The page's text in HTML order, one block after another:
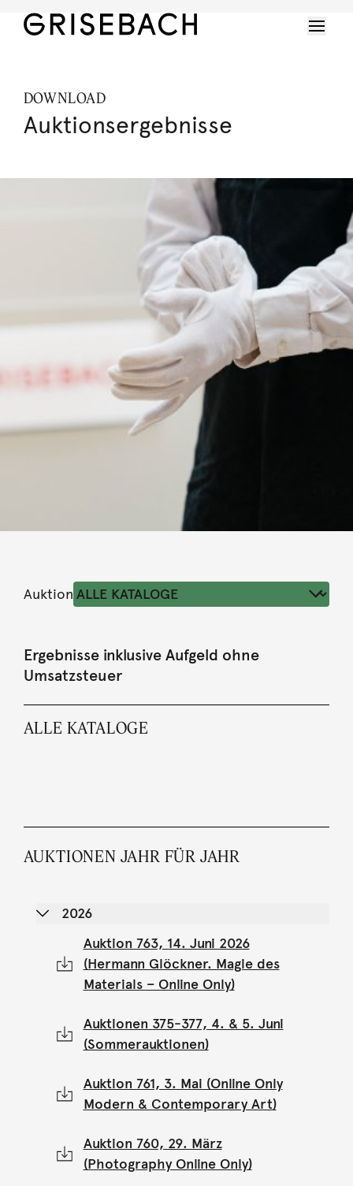
DOWNLOAD
Auktionsergebnisse
Auktion
Ergebnisse inklusive Aufgeld ohne
Umsatzsteuer
ALLE KATALOGE
AUKTIONEN JAHR FÜR JAHR
2026
Auktion 763, 14. Juni 2026
(Hermann Glöckner. Magie des
Materials – Online Only)
Auktionen 375-377, 4. & 5. Juni
(Sommerauktionen)
Auktion 761, 3. Mai (Online Only
Modern & Contemporary Art)
Auktion 760, 29. März
(Photography Online Only)